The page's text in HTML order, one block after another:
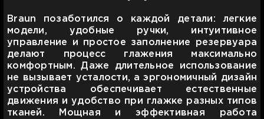
Braun позаботился о каждой детали: легкие
модели, удобные ручки, интуитивное
управление и простое заполнение резервуара
делают процесс глажения максимально
комфортным. Даже длительное использование
не вызывает усталости, а эргономичный дизайн
устройства обеспечивает естественные
движения и удобство при глажке разных типов
тканей. Мощная и эффективная работа